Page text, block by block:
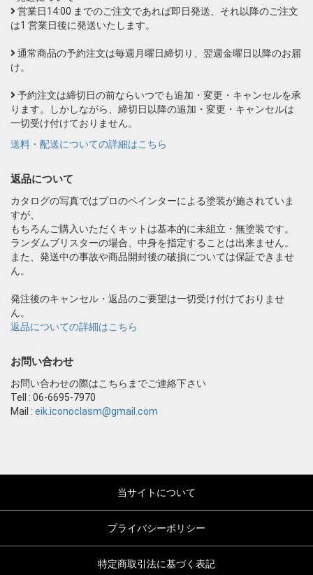
営業日14:00 までのご注文であれば即日発送、それ以降のご注文
は1 営業日後に発送いたします。
通常商品の予約注文は毎週月曜日締切り、翌週金曜日以降のお届
け。
予約注文は締切日の前ならいつでも追加・変更・キャンセルを承
ります。しかしながら、締切日以降の追加・変更・キャンセルは
一切受け付けておりません。
送料・配送についての詳細はこちら
返品について
カタログの写真ではプロのペインターによる塗装が施されていま
すが、
もちろんご購入いただくキットは基本的に未組立・無塗装です。
ランダムブリスターの場合、中身を指定することは出来ません。
また、発送中の事故や商品開封後の破損については保証できませ
ん。
発注後のキャンセル・返品のご要望は一切受け付けておりませ
ん。
返品についての詳細はこちら
お問い合わせ
お問い合わせの際はこちらまでご連絡下さい
Tell : 06-6695-7970
Mail : eik.iconoclasm@gmail.com
当サイトについて
プライバシーポリシー
特定商取引法に基づく表記